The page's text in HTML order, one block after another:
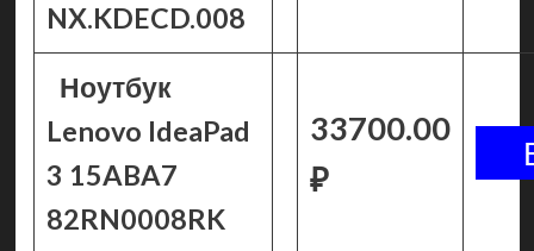
NX.KDECD.008
Ноутбук
Lenovo IdeaPad
3 15ABA7
82RN0008RK
33700.00
₽